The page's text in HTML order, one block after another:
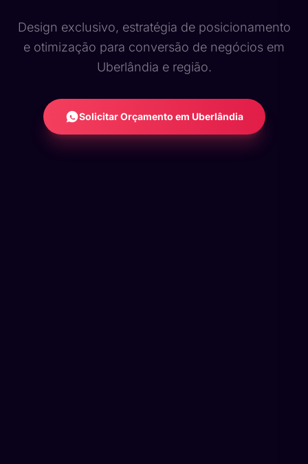
Design exclusivo, estratégia de posicionamento
e otimização para conversão de negócios em
Uberlândia e região.
Solicitar Orçamento em Uberlândia